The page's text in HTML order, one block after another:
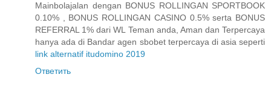
Mainbolajalan dengan BONUS ROLLINGAN SPORTBOOK
0.10% , BONUS ROLLINGAN CASINO 0.5% serta BONUS
REFERRAL 1% dari WL Teman anda, Aman dan Terpercaya
hanya ada di Bandar agen sbobet terpercaya di asia seperti
link alternatif itudomino 2019
Ответить